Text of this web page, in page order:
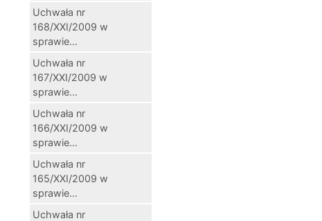
Uchwała nr
168/XXI/2009 w
sprawie...
Uchwała nr
167/XXI/2009 w
sprawie...
Uchwała nr
166/XXI/2009 w
sprawie...
Uchwała nr
165/XXI/2009 w
sprawie...
Uchwała nr